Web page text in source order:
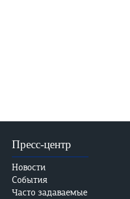
Пресс-центр
Новости
События
Часто задаваемые